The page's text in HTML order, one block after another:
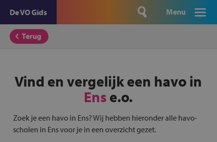
De VO Gids Menu
Terug
Vind en vergelijk een havo in
Ens e.o.
Zoek je een havo in Ens? Wij hebben hieronder alle havo-
scholen in Ens voor je in een overzicht gezet.